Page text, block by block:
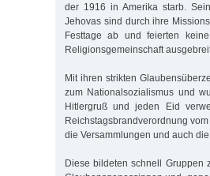
der 1916 in Amerika starb.
Jehovas sind durch ihre
Festtage ab und feierten
Religionsgemeinschaft
Mit ihren strikten
zum Nationalsozialismus und
Hitlergruß und jeden Eid
Reichstagsbrandverordnung
die Versammlungen und auch
Diese bildeten schnell Gruppen